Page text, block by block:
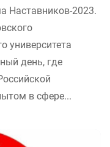
Наставников-2023.
университета
день, где
в сфере...